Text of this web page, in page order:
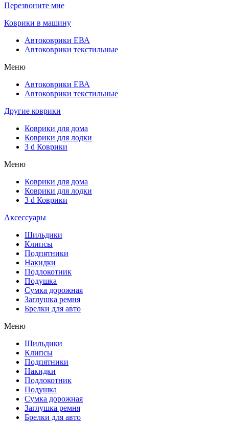
Перезвоните мне
Коврики в машину
Автоковрики ЕВА
Автоковрики текстильные
Меню
Автоковрики ЕВА
Автоковрики текстильные
Другие коврики
Коврики для дома
Коврики для лодки
3 d Коврики
Меню
Коврики для дома
Коврики для лодки
3 d Коврики
Аксессуары
Шильдики
Клипсы
Подпятники
Накидки
Подлокотник
Подушка
Сумка дорожная
Заглушка ремня
Брелки для авто
Меню
Шильдики
Клипсы
Подпятники
Накидки
Подлокотник
Подушка
Сумка дорожная
Заглушка ремня
Брелки для авто